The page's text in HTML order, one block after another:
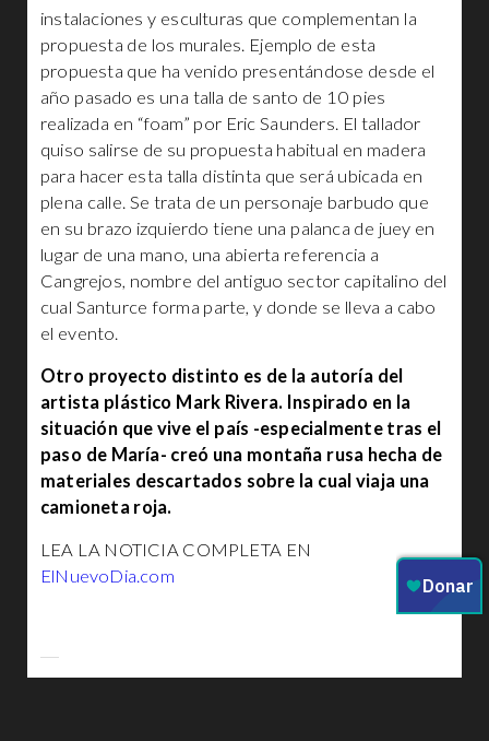
instalaciones y esculturas que complementan la
propuesta de los murales. Ejemplo de esta
propuesta que ha venido presentándose desde el
año pasado es una talla de santo de 10 pies
realizada en “foam” por Eric Saunders. El tallador
quiso salirse de su propuesta habitual en madera
para hacer esta talla distinta que será ubicada en
plena calle. Se trata de un personaje barbudo que
en su brazo izquierdo tiene una palanca de juey en
lugar de una mano, una abierta referencia a
Cangrejos, nombre del antiguo sector capitalino del
cual Santurce forma parte, y donde se lleva a cabo
el evento.
Otro proyecto distinto es de la autoría del
artista plástico Mark Rivera. Inspirado en la
situación que vive el país -especialmente tras el
paso de María- creó una montaña rusa hecha de
materiales descartados sobre la cual viaja una
camioneta roja.
LEA LA NOTICIA COMPLETA EN
ElNuevoDia.com